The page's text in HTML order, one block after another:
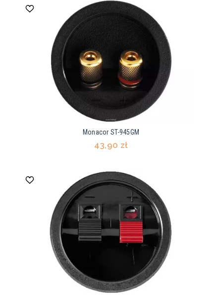
Monacor ST-945GM
43,90 zł